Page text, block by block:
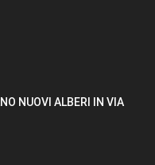
NUOVI ALBERI IN VIA